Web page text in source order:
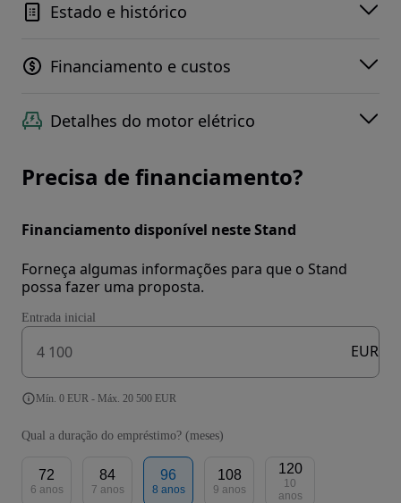
Estado e histórico
Financiamento e custos
Detalhes do motor elétrico
Precisa de financiamento?
Financiamento disponível neste Stand
Forneça algumas informações para que o Stand
possa fazer uma proposta.
Entrada inicial
EUR
Mín. 0 EUR - Máx. 20 500 EUR
Qual a duração do empréstimo? (meses)
72
6 anos
84
7 anos
96
8 anos
108
9 anos
120
10
anos